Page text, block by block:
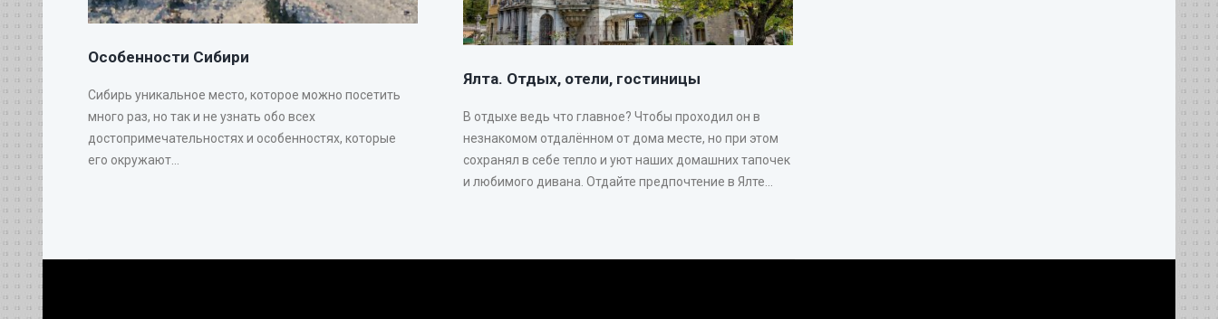
Особенности Сибири
Сибирь уникальное место, которое можно посетить
много раз, но так и не узнать обо всех
достопримечательностях и особенностях, которые
его окружают...
Ялта. Отдых, отели, гостиницы
В отдыхе ведь что главное? Чтобы проходил он в
незнакомом отдалённом от дома месте, но при этом
сохранял в себе тепло и уют наших домашних тапочек
и любимого дивана. Отдайте предпочтение в Ялте...